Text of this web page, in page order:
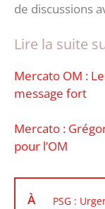
de discussions
Lire la suite
Mercato OM :
message fort
Mercato :
pour l’OM
À PSG :